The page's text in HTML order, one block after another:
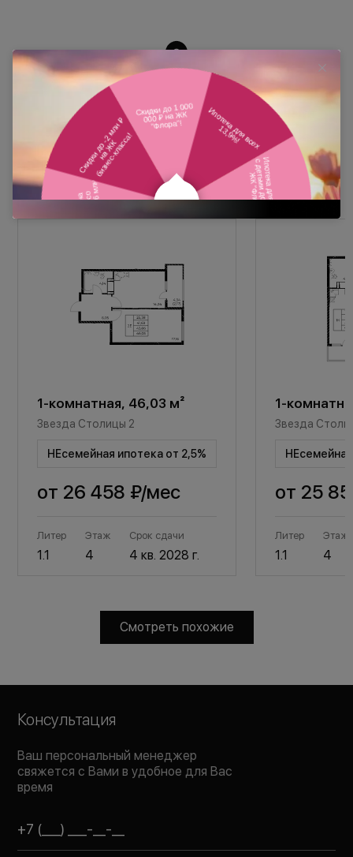
Похожие планировки
1-комнатная, 46,03 м²
Звезда Столицы 2
НЕсемейная ипотека от 2,5%
от 26 458 ₽/мес
Литер
1.1
Этаж
4
Срок сдачи
4 кв. 2028 г.
1-
Звезда
от 25
Литер
1.1
Этаж
4
Смотреть похожие
Консультация
Ваш персональный менеджер
свяжется с Вами в удобное для Вас
время